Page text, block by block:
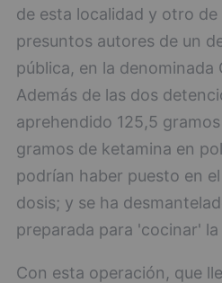
de esta localidad y otro de
presuntos autores de un
pública, en la
Además de las dos
aprehendido 125,5
gramos de ketamina en
podrían haber puesto en
dosis; y se ha
preparada para 'cocinar'
Con esta operación, que